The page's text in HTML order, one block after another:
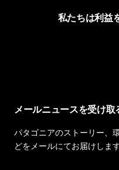
私たちは利益
メールニュースを受け取
パタゴニアのストーリー、
どをメールにてお届けします